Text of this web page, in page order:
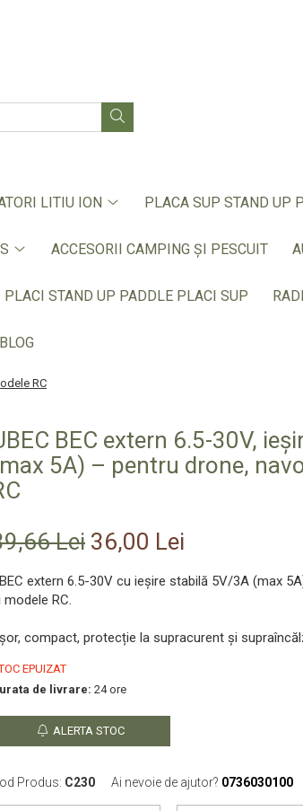
LITIU ION PLACA SUP STAND UP
ACCESORII CAMPING ȘI PESCUIT
PLACI STAND UP PADDLE PLACI SUP
BLOG
RC
BEC extern 6.5-30V,
5A) – pentru drone,
Lei 36,00 Lei
extern 6.5-30V cu ieșire stabilă 5V/3A (max
modele RC.
compact, protecție la supracurent și
EPUIZAT
de livrare: 24 ore
ALERTA STOC
Produs: C230 Ai nevoie de ajutor? 0736030100